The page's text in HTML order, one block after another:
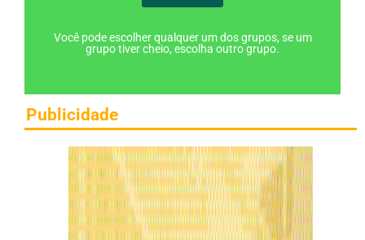
Você pode escolher qualquer um dos grupos, se um
grupo tiver cheio, escolha outro grupo.
Publicidade